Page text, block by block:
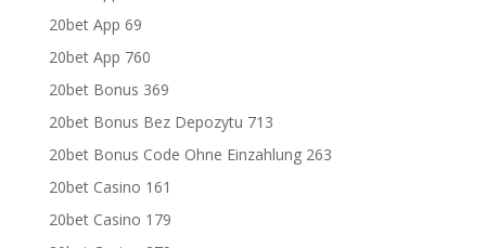
20bet App 69
20bet App 760
20bet Bonus 369
20bet Bonus Bez Depozytu 713
20bet Bonus Code Ohne Einzahlung 263
20bet Casino 161
20bet Casino 179